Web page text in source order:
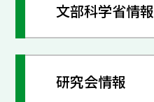
文部科学省情報
研究会情報